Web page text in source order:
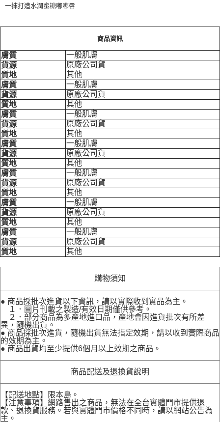
一抹打造水潤蜜糖嘟嘟唇
商品資訊
膚質
一般肌膚
貨源
原廠公司貨
質地
其他
膚質
一般肌膚
貨源
原廠公司貨
質地
其他
膚質
一般肌膚
貨源
原廠公司貨
質地
其他
膚質
一般肌膚
貨源
原廠公司貨
質地
其他
膚質
一般肌膚
貨源
原廠公司貨
質地
其他
膚質
一般肌膚
貨源
原廠公司貨
質地
其他
膚質
一般肌膚
貨源
原廠公司貨
質地
其他
購物須知
● 商品採批次進貨以下資訊，請以實際收到實品為主。
１．圖片刊載之製造/有效日期僅供參考。
２．部分商品為多產地進口品，產地會因進貨批次有所差
異，隨機出貨。
● 商品採批次進貨，隨機出貨無法指定效期，請以收到實際商品
的效期為主。
● 商品出貨均至少提供6個月以上效期之商品。
商品配送及退換貨說明
【配送地點】限本島。
【注意事項】網路售出之商品，無法在全台實體門市提供退
款、退換貨服務。若與實體門市價格不同時，請以網站公告為
主。